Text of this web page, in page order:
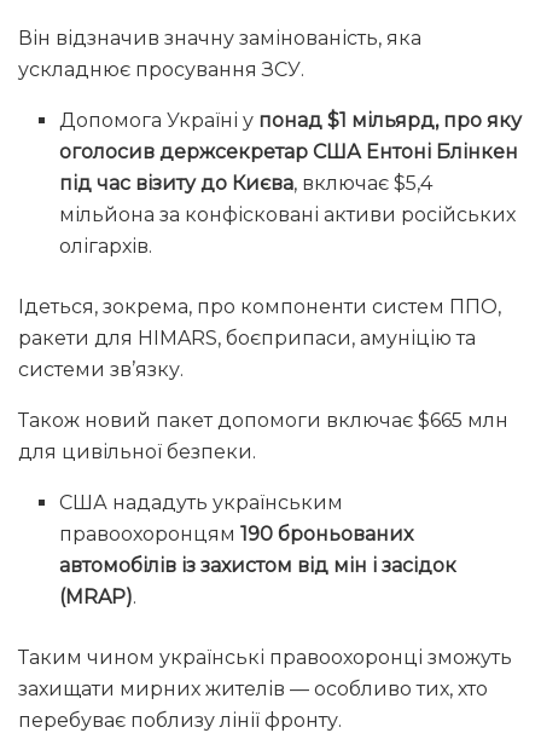
Він відзначив значну замінованість, яка
ускладнює просування ЗСУ.
Допомога Україні у понад $1 мільярд, про яку
оголосив держсекретар США Ентоні Блінкен
під час візиту до Києва, включає $5,4
мільйона за конфісковані активи російських
олігархів.
Ідеться, зокрема, про компоненти систем ППО,
ракети для HIMARS, боєприпаси, амуніцію та
системи зв’язку.
Також новий пакет допомоги включає $665 млн
для цивільної безпеки.
США нададуть українським
правоохоронцям190 броньованих
автомобілів із захистом від мін і засідок
(MRAP).
Таким чином українські правоохоронці зможуть
захищати мирних жителів — особливо тих, хто
перебуває поблизу лінії фронту.